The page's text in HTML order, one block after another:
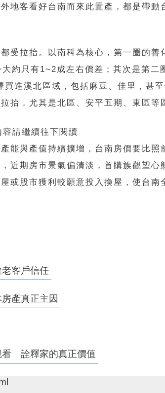
地客看好台南而來此置產，都是帶動
受拉抬。以南科為核心，第一圈的善
約只有1~2成左右價差；其次是第二
進溪北區域，包括麻豆、佳里，甚至
抬，尤其是北區、安平五期、東區等
請繼續往下閱讀
能與產值持續擴增，台南房價要比照
近期房市景氣偏清淡，首購族觀望心
或股市獲利較願意投入換屋，使台南
客戶信任
產真正主因
看 詮釋家的真正價值